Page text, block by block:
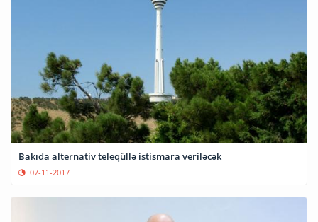
Bakıda alternativ teleqüllə istismara veriləcək
07-11-2017